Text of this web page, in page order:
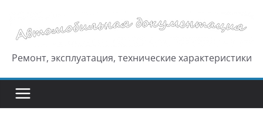
содержимому
Ремонт, эксплуатация, технические характеристики